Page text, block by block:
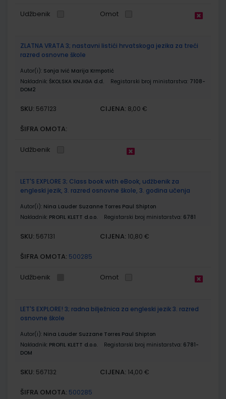
Udžbenik Omot
ZLATNA VRATA 3; nastavni listići hrvatskoga jezika za treći
razred osnovne škole
Autor(i): Sonja Ivić Marija Krmpotić
Nakladnik: ŠKOLSKA KNJIGA d.d. Registarski broj ministarstva: 7108-
DOM2
SKU: 567123 CIJENA: 8,00 €
ŠIFRA OMOTA:
Udžbenik
LET'S EXPLORE 3; Class book with eBook, udžbenik za
engleski jezik, 3. razred osnovne škole, 3. godina učenja
Autor(i): Nina Lauder Suzanne Torres Paul Shipton
Nakladnik: PROFIL KLETT d.o.o. Registarski broj ministarstva: 6781
SKU: 567131 CIJENA: 10,80 €
ŠIFRA OMOTA: 500285
Udžbenik Omot
LET'S EXPLORE! 3; radna bilježnica za engleski jezik 3. razred
osnovne škole
Autor(i): Nina Lauder Suzzane Torres Paul Shipton
Nakladnik: PROFIL KLETT d.o.o. Registarski broj ministarstva: 6781-
DOM
SKU: 567132 CIJENA: 14,00 €
ŠIFRA OMOTA: 500285